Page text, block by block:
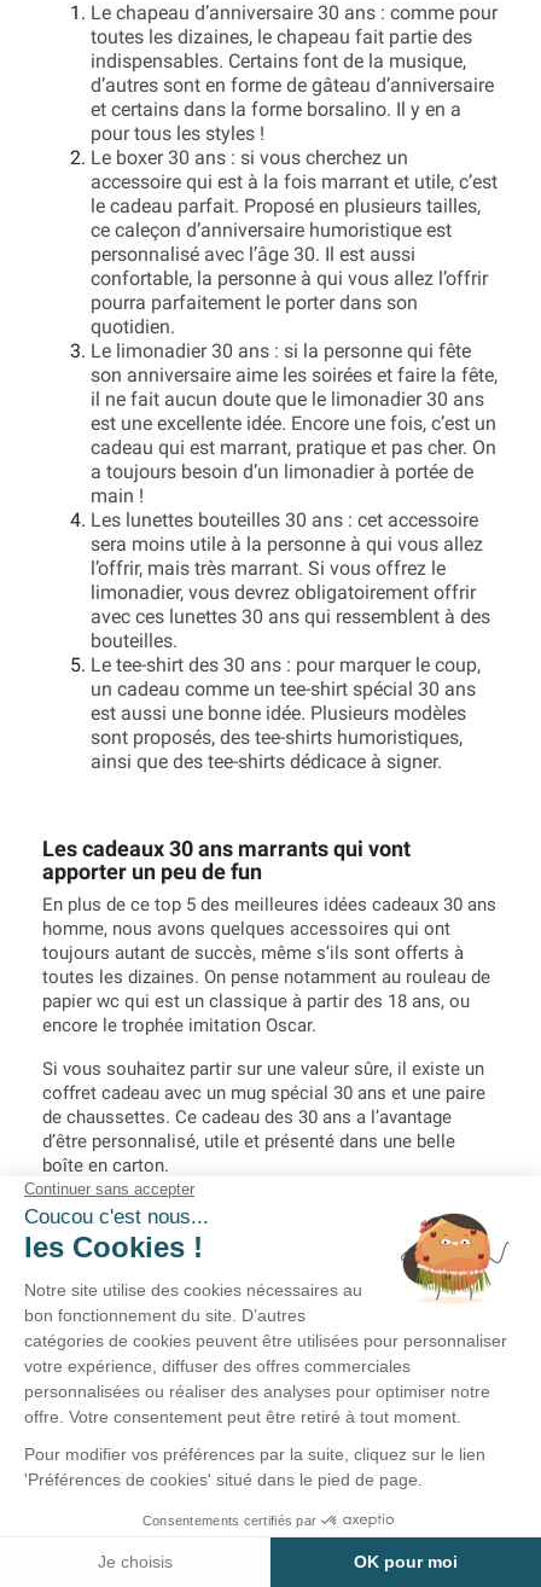
Le chapeau d’anniversaire 30 ans : comme pour
toutes les dizaines, le chapeau fait partie des
indispensables. Certains font de la musique,
d’autres sont en forme de gâteau d’anniversaire
et certains dans la forme borsalino. Il y en a
pour tous les styles !
Le boxer 30 ans : si vous cherchez un
accessoire qui est à la fois marrant et utile, c’est
le cadeau parfait. Proposé en plusieurs tailles,
ce caleçon d’anniversaire humoristique est
personnalisé avec l’âge 30. Il est aussi
confortable, la personne à qui vous allez l’offrir
pourra parfaitement le porter dans son
quotidien.
Le limonadier 30 ans : si la personne qui fête
son anniversaire aime les soirées et faire la fête,
il ne fait aucun doute que le limonadier 30 ans
est une excellente idée. Encore une fois, c’est un
cadeau qui est marrant, pratique et pas cher. On
a toujours besoin d’un limonadier à portée de
main !
Les lunettes bouteilles 30 ans : cet accessoire
sera moins utile à la personne à qui vous allez
l’offrir, mais très marrant. Si vous offrez le
limonadier, vous devrez obligatoirement offrir
avec ces lunettes 30 ans qui ressemblent à des
bouteilles.
Le tee-shirt des 30 ans : pour marquer le coup,
un cadeau comme un tee-shirt spécial 30 ans
est aussi une bonne idée. Plusieurs modèles
sont proposés, des tee-shirts humoristiques,
ainsi que des tee-shirts dédicace à signer.
Les cadeaux 30 ans marrants qui vont
apporter un peu de fun
En plus de ce top 5 des meilleures idées cadeaux 30 ans
homme, nous avons quelques accessoires qui ont
toujours autant de succès, même s’ils sont offerts à
toutes les dizaines. On pense notamment au rouleau de
papier wc qui est un classique à partir des 18 ans, ou
encore le trophée imitation Oscar.
Si vous souhaitez partir sur une valeur sûre, il existe un
coffret cadeau avec un mug spécial 30 ans et une paire
de chaussettes. Ce cadeau des 30 ans a l’avantage
d’être personnalisé, utile et présenté dans une belle
boîte en carton.
Top 5 des meilleures idées
cadeaux pour une femme qui fête
ses 30 ans
Comme pour les hommes, voici le top 5 des
accessoires 30 ans offerts lors des anniversaires. C’est
parfait pour bien rigoler !
L’écharpe de miss 30 ans : il s’agit là d’un
classique, souvent offert à partir des 18 ans,
puis à toutes les dizaines. L’écharpe
anniversaire miss 30 ans est clairement
l’accessoire indispensable. Cette écharpe à
l’avantage d’être légère, facile à porter et elle